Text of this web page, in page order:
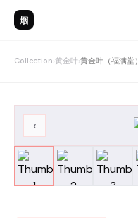
烟
Collection›黄金叶›黄金叶（福满堂）
‹